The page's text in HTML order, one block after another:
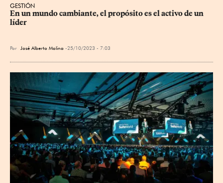
GESTIÓN
En un mundo cambiante, el propósito es el activo de un
líder
Por José Alberto Molina 25/10/2023 - 7:03